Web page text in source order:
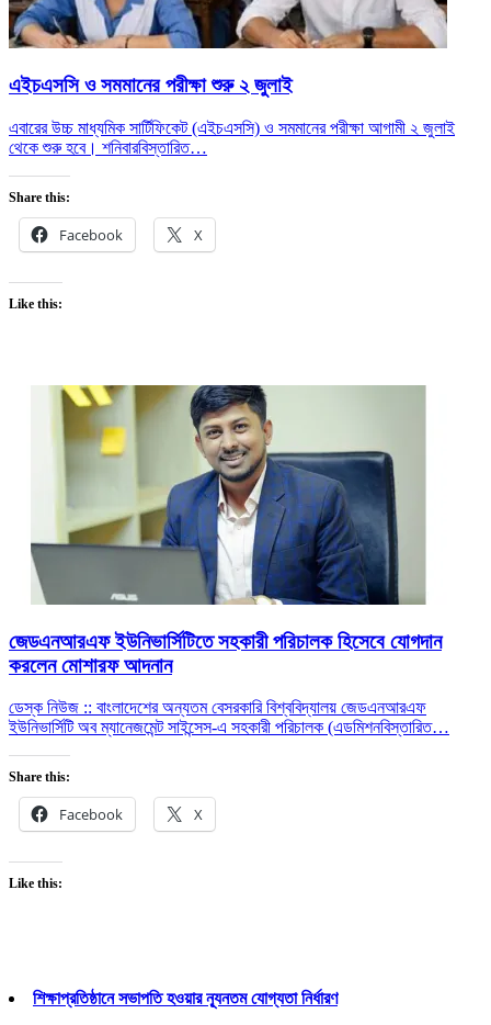
এইচএসসি ও সমমানের পরীক্ষা শুরু ২ জুলাই
এবারের উচ্চ মাধ্যমিক সার্টিফিকেট (এইচএসসি) ও সমমানের পরীক্ষা আগামী ২ জুলাই
থেকে শুরু হবে। শনিবারবিস্তারিত…
Share this:
Facebook X
Like this:
জেডএনআরএফ ইউনিভার্সিটিতে সহকারী পরিচালক হিসেবে যোগদান
করলেন মোশারফ আদনান
ডেস্ক নিউজ :: বাংলাদেশের অন্যতম বেসরকারি বিশ্ববিদ্যালয় জেডএনআরএফ
ইউনিভার্সিটি অব ম্যানেজমেন্ট সাইন্সেস-এ সহকারী পরিচালক (এডমিশনবিস্তারিত…
Share this:
Facebook X
Like this:
শিক্ষাপ্রতিষ্ঠানে সভাপতি হওয়ার ন্যূনতম যোগ্যতা নির্ধারণ